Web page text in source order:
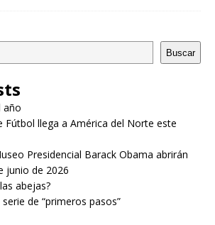
Buscar
año
Fútbol llega a América del Norte este
Presidencial Barack Obama abrirán
junio de 2026
abejas?
de “primeros pasos”